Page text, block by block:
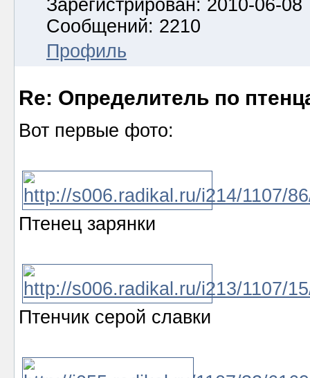
Зарегистрирован: 2010-06-08
Сообщений: 2210
Профиль
Re: Определитель по
Вот первые фото:
Птенец зарянки
Птенчик серой славки